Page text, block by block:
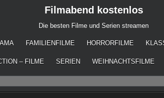
Filmabend kostenlos
Die besten Filme und Serien streamen
FAMILIENFILME HORRORFILME
– FILME SERIEN WEIHNACHTSFILME